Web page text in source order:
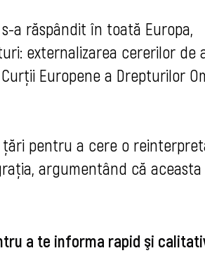
a răspândit în toată Europa,
externalizarea cererilor de
Europene a Drepturilor
pentru a cere o
argumentând că aceasta
a te informa rapid şi